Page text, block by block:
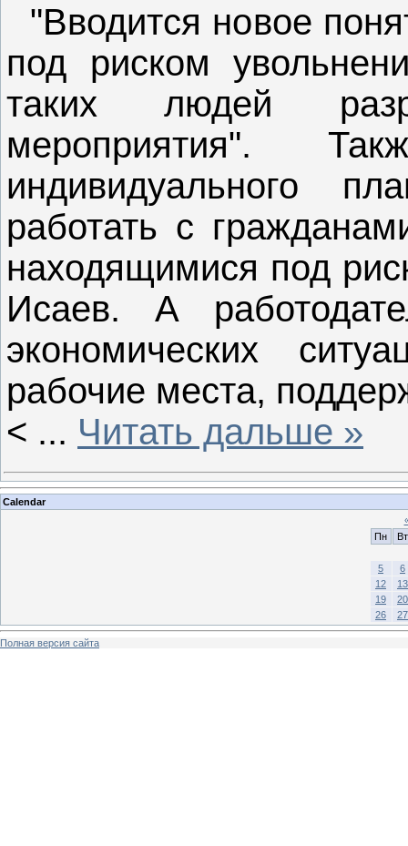
"Вводится новое
под риском
таких людей
мероприятия".
индивидуального
работать с
находящимися под
Исаев. А
экономических
рабочие места,
< ... Читать дальше »
Calendar
Пн
Вт
5
6
12
13
19
20
26
27
Полная версия сайта